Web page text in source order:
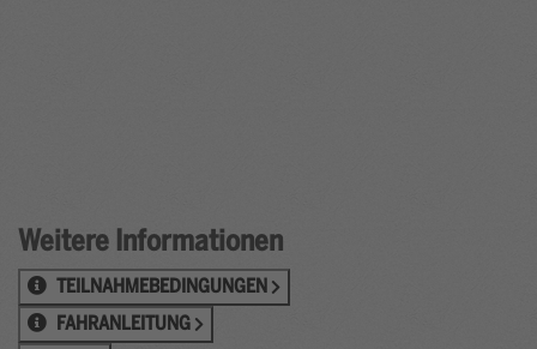
Weitere Informationen
TEILNAHMEBEDINGUNGEN
FAHRANLEITUNG